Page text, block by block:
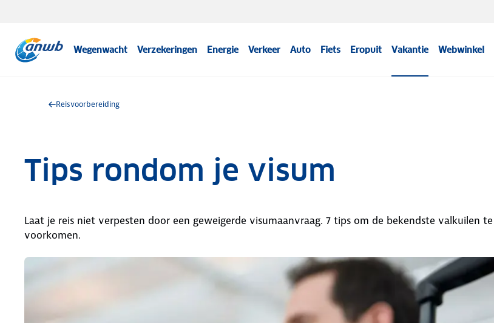
Wegenwacht Verzekeringen Energie Verkeer Auto Fiets Eropuit Vakantie Webwinkel
Reisvoorbereiding
Tips rondom je visum
Laat je reis niet verpesten door een geweigerde visumaanvraag. 7 tips om de bekendste valkuilen te
voorkomen.